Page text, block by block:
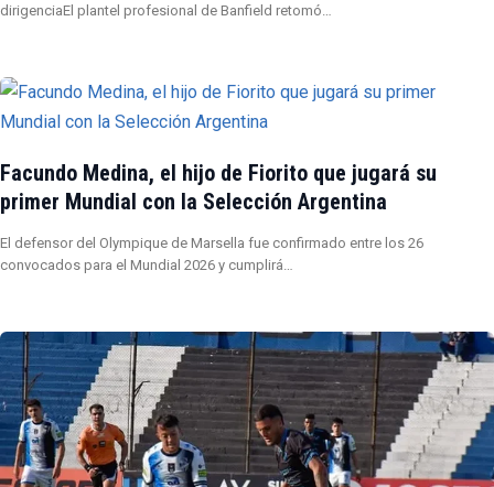
dirigenciaEl plantel profesional de Banfield retomó…
Facundo Medina, el hijo de Fiorito que jugará su
primer Mundial con la Selección Argentina
El defensor del Olympique de Marsella fue confirmado entre los 26
convocados para el Mundial 2026 y cumplirá…